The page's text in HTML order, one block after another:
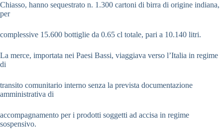
Chiasso, hanno sequestrato n. 1.300 cartoni di birra di origine indiana,
per
complessive 15.600 bottiglie da 0.65 cl totale, pari a 10.140 litri.
La merce, importata nei Paesi Bassi, viaggiava verso l’Italia in regime
di
transito comunitario interno senza la prevista documentazione
amministrativa di
accompagnamento per i prodotti soggetti ad accisa in regime
sospensivo.